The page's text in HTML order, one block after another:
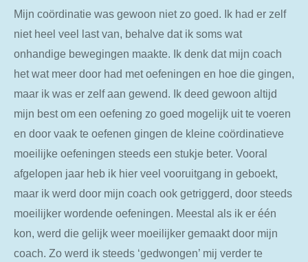
Mijn coördinatie was gewoon niet zo goed. Ik had er zelf
niet heel veel last van, behalve dat ik soms wat
onhandige bewegingen maakte. Ik denk dat mijn coach
het wat meer door had met oefeningen en hoe die gingen,
maar ik was er zelf aan gewend. Ik deed gewoon altijd
mijn best om een oefening zo goed mogelijk uit te voeren
en door vaak te oefenen gingen de kleine coördinatieve
moeilijke oefeningen steeds een stukje beter. Vooral
afgelopen jaar heb ik hier veel vooruitgang in geboekt,
maar ik werd door mijn coach ook getriggerd, door steeds
moeilijker wordende oefeningen. Meestal als ik er één
kon, werd die gelijk weer moeilijker gemaakt door mijn
coach. Zo werd ik steeds ‘gedwongen’ mij verder te